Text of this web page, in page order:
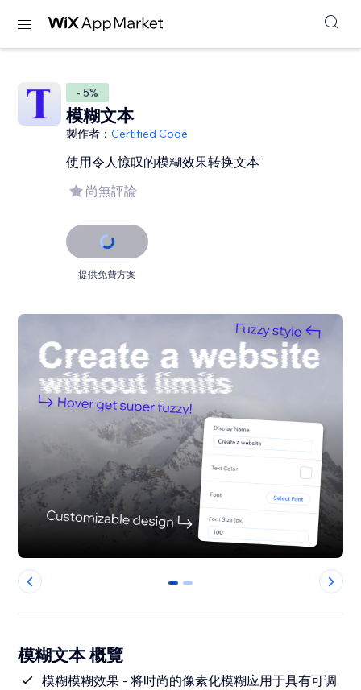
- 5%
模糊文本
製作者：Certified Code
使用令人惊叹的模糊效果转换文本
尚無評論
提供免費方案
0 1
模糊文本 概覽
模糊模糊效果 - 将时尚的像素化模糊应用于具有可调